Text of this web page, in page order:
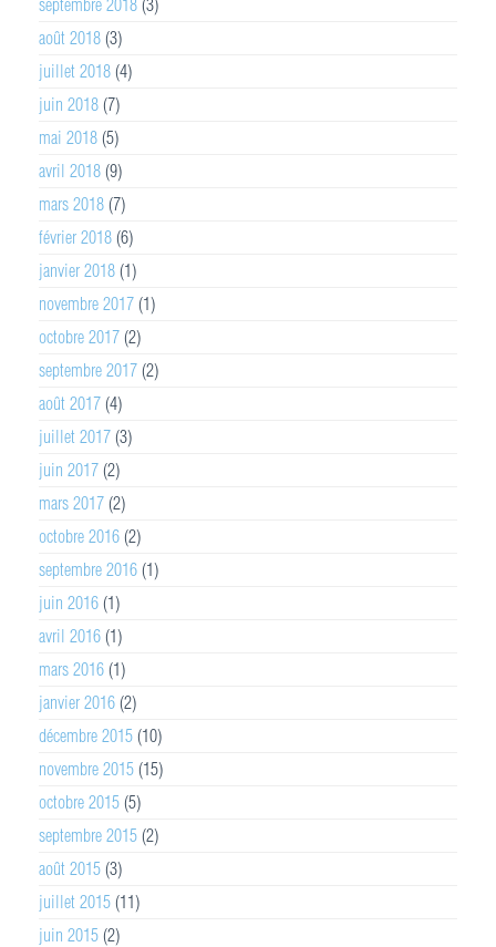
août 2018 (3)
juillet 2018 (4)
juin 2018 (7)
mai 2018 (5)
avril 2018 (9)
mars 2018 (7)
février 2018 (6)
janvier 2018 (1)
novembre 2017 (1)
octobre 2017 (2)
septembre 2017 (2)
août 2017 (4)
juillet 2017 (3)
juin 2017 (2)
mars 2017 (2)
octobre 2016 (2)
septembre 2016 (1)
juin 2016 (1)
avril 2016 (1)
mars 2016 (1)
janvier 2016 (2)
décembre 2015 (10)
novembre 2015 (15)
octobre 2015 (5)
septembre 2015 (2)
août 2015 (3)
juillet 2015 (11)
juin 2015 (2)